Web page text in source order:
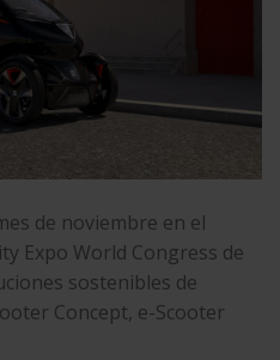
de noviembre en el
Expo World Congress de
sostenibles de
Concept, e-Scooter